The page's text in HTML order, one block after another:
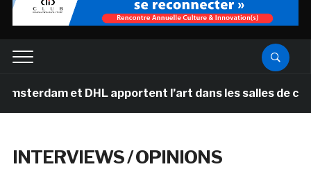
et DHL apportent l’art dans les salles de classe des
INTERVIEWS / OPINIONS